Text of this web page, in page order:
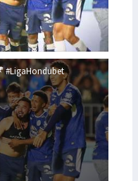
#LigaHondubet